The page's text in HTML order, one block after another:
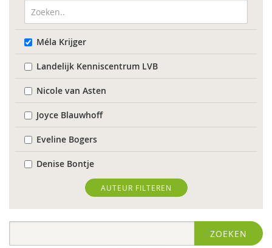
Méla Krijger
Landelijk Kenniscentrum LVB
Nicole van Asten
Joyce Blauwhoff
Eveline Bogers
Denise Bontje
Caroline Boudry
Iris Brandsteder
AUTEUR FILTEREN
ZOEKEN